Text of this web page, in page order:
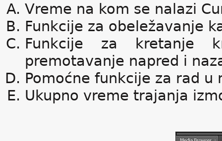
Vreme na kom se nalazi
Funkcije za obeležavanje
Funkcije za kretanje
premotavanje napred i
Pomoćne funkcije za rad u
Ukupno vreme trajanja